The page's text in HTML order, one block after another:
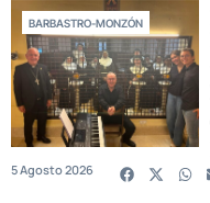
BARBASTRO-MONZÓN
5 Agosto 2026